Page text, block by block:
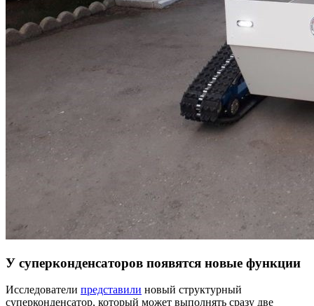
У суперконденсаторов появятся новые функции
Исследователи представили новый структурный
суперконденсатор, который может выполнять сразу две